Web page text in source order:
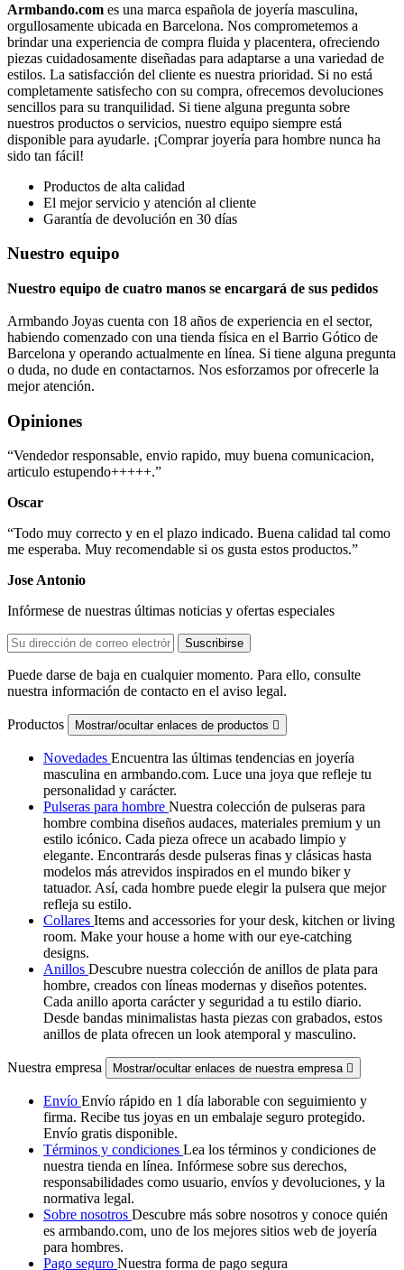
Armbando.com es una marca española de joyería masculina,
orgullosamente ubicada en Barcelona. Nos comprometemos a
brindar una experiencia de compra fluida y placentera, ofreciendo
piezas cuidadosamente diseñadas para adaptarse a una variedad de
estilos. La satisfacción del cliente es nuestra prioridad. Si no está
completamente satisfecho con su compra, ofrecemos devoluciones
sencillos para su tranquilidad. Si tiene alguna pregunta sobre
nuestros productos o servicios, nuestro equipo siempre está
disponible para ayudarle. ¡Comprar joyería para hombre nunca ha
sido tan fácil!
Productos de alta calidad
El mejor servicio y atención al cliente
Garantía de devolución en 30 días
Nuestro equipo
Nuestro equipo de cuatro manos se encargará de sus pedidos
Armbando Joyas cuenta con 18 años de experiencia en el sector,
habiendo comenzado con una tienda física en el Barrio Gótico de
Barcelona y operando actualmente en línea. Si tiene alguna pregunta
o duda, no dude en contactarnos. Nos esforzamos por ofrecerle la
mejor atención.
Opiniones
“Vendedor responsable, envio rapido, muy buena comunicacion,
articulo estupendo+++++.”
Oscar
“Todo muy correcto y en el plazo indicado. Buena calidad tal como
me esperaba. Muy recomendable si os gusta estos productos.”
Jose Antonio
Infórmese de nuestras últimas noticias y ofertas especiales
Puede darse de baja en cualquier momento. Para ello, consulte
nuestra información de contacto en el aviso legal.
Productos Mostrar/ocultar enlaces de productos 
Novedades Encuentra las últimas tendencias en joyería
masculina en armbando.com. Luce una joya que refleje tu
personalidad y carácter.
Pulseras para hombre Nuestra colección de pulseras para
hombre combina diseños audaces, materiales premium y un
estilo icónico. Cada pieza ofrece un acabado limpio y
elegante. Encontrarás desde pulseras finas y clásicas hasta
modelos más atrevidos inspirados en el mundo biker y
tatuador. Así, cada hombre puede elegir la pulsera que mejor
refleja su estilo.
Collares Items and accessories for your desk, kitchen or living
room. Make your house a home with our eye-catching
designs.
Anillos Descubre nuestra colección de anillos de plata para
hombre, creados con líneas modernas y diseños potentes.
Cada anillo aporta carácter y seguridad a tu estilo diario.
Desde bandas minimalistas hasta piezas con grabados, estos
anillos de plata ofrecen un look atemporal y masculino.
Nuestra empresa Mostrar/ocultar enlaces de nuestra empresa 
Envío Envío rápido en 1 día laborable con seguimiento y
firma. Recibe tus joyas en un embalaje seguro protegido.
Envío gratis disponible.
Términos y condiciones Lea los términos y condiciones de
nuestra tienda en línea. Infórmese sobre sus derechos,
responsabilidades como usuario, envíos y devoluciones, y la
normativa legal.
Sobre nosotros Descubre más sobre nosotros y conoce quién
es armbando.com, uno de los mejores sitios web de joyería
para hombres.
Pago seguro Nuestra forma de pago segura